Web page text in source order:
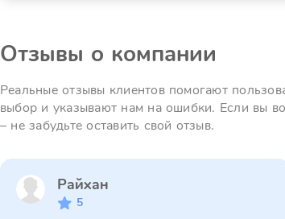
Отзывы о компании
Реальные отзывы клиентов помогают
выбор и указывают нам на ошибки. Если вы
– не забудьте оставить свой отзыв.
Райхан
5